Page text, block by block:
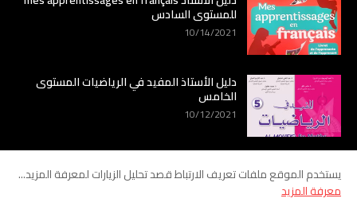
للمستوى السادس
10/14/2021
دليل الأستاذ المفيد في الرياضيات المستوى
الخامس
10/12/2021
الرئيسية
يستخدم الموقع ملفات تعريف الارتباط قصد تحليل الزيارات لمعرفة المزيد...
معرفة المزيد